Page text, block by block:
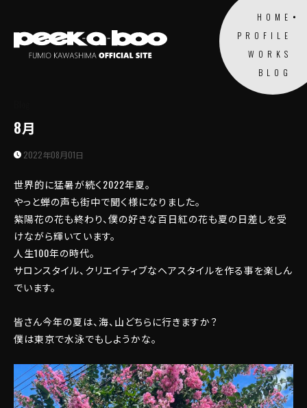
HOME
PROFILE
WORKS
BLOG
8月
2022年08月01日
世界的に猛暑が続く2022年夏。
やっと蝉の声も街中で聞く様になりました。
紫陽花の花も終わり、僕の好きな百日紅の花も夏の日差しを受
けながら輝いています。
人生100年の時代。
サロンスタイル、クリエイティブなヘアスタイルを作る事を楽しん
でいます。
皆さん今年の夏は、海、山どちらに行きますか？
僕は東京で水泳でもしようかな。